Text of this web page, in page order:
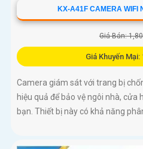
KX-A41F CAMERA WIFI
Giá Bán:
Giá Khuyến Mại:
Camera giám sát với trang bị
hiệu quả để bảo vệ ngôi nhà, cửa
bạn. Thiết bị này có khả năng